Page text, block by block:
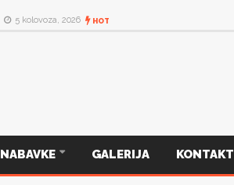
2026 HOT
GALERIJA KONTAKT